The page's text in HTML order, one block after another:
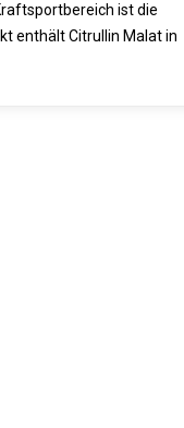
ist die
enthält Citrullin Malat in